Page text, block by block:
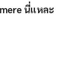
นี่แหละ